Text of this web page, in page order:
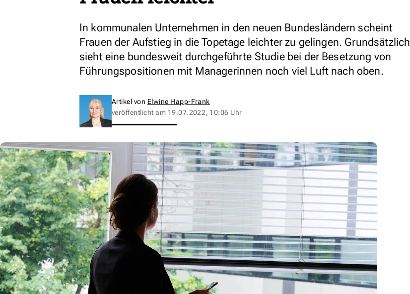
In kommunalen Unternehmen in den neuen Bundesländern scheint
Frauen der Aufstieg in die Topetage leichter zu gelingen. Grundsätzlich
sieht eine bundesweit durchgeführte Studie bei der Besetzung von
Führungspositionen mit Managerinnen noch viel Luft nach oben.
Artikel von Elwine Happ-Frank
veröffentlicht am 19.07.2022, 10:06 Uhr